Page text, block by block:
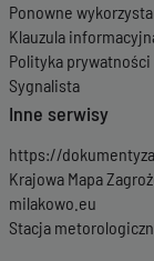
Ponowne
Klauzula
Polityka prywatności
Sygnalista
Inne serwisy
https://
Krajowa Mapa
milakowo.eu
Stacja